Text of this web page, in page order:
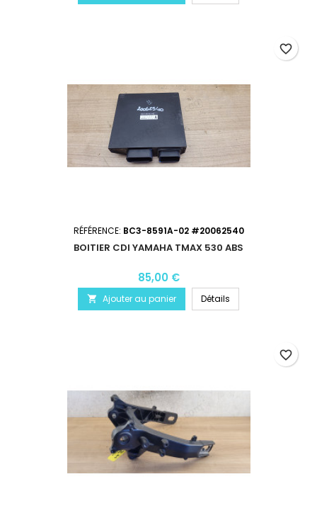
RÉFÉRENCE: BC3-8591A-02 #20062540
BOITIER CDI YAMAHA TMAX 530 ABS
85,00 €
 Ajouter au panier Détails
favorite_border
favorite_border